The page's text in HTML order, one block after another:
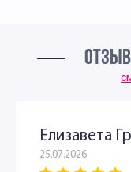
Елизавета
25.07.2026